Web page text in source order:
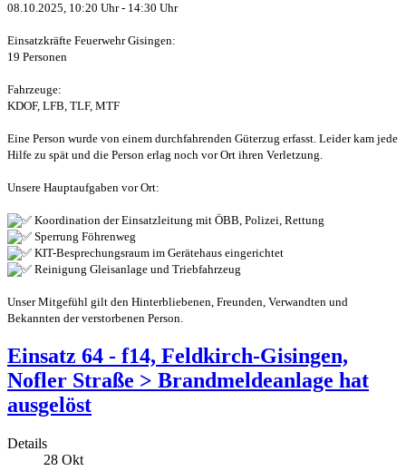
08.10.2025, 10:20 Uhr - 14:30 Uhr
Einsatzkräfte Feuerwehr Gisingen:
19 Personen
Fahrzeuge:
KDOF, LFB, TLF, MTF
Eine Person wurde von einem durchfahrenden Güterzug erfasst. Leider kam jede
Hilfe zu spät und die Person erlag noch vor Ort ihren Verletzung.
Unsere Hauptaufgaben vor Ort:
Koordination der Einsatzleitung mit ÖBB, Polizei, Rettung
Sperrung Föhrenweg
KIT-Besprechungsraum im Gerätehaus eingerichtet
Reinigung Gleisanlage und Triebfahrzeug
Unser Mitgefühl gilt den Hinterbliebenen, Freunden, Verwandten und
Bekannten der verstorbenen Person.
Einsatz 64 - f14, Feldkirch-Gisingen,
Nofler Straße > Brandmeldeanlage hat
ausgelöst
Details
28 Okt